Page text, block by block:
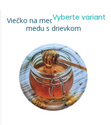
Viečko na med TO 82 - Pohár
medu s drievkom
Vyberte variant